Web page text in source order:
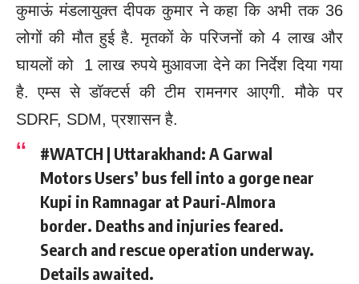
कुमाऊं मंडलायुक्त दीपक कुमार ने कहा कि अभी तक 36
लोगों की मौत हुई है. मृतकों के परिजनों को 4 लाख और
घायलों को 1 लाख रुपये मुआवजा देने का निर्देश दिया गया
है. एम्स से डॉक्टर्स की टीम रामनगर आएगी. मौके पर
SDRF, SDM, प्रशासन है.
#WATCH | Uttarakhand: A Garwal
Motors Users’ bus fell into a gorge near
Kupi in Ramnagar at Pauri-Almora
border. Deaths and injuries feared.
Search and rescue operation underway.
Details awaited.